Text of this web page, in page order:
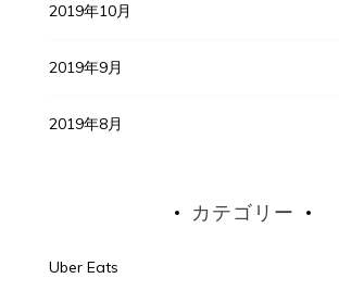
2019年10月
2019年9月
2019年8月
カテゴリー
Uber Eats